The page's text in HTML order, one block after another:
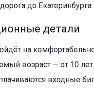
до Екатеринбурга
детали
на
возраст — от 10 лет
входные